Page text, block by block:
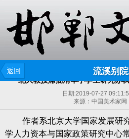
返回 流溪别院
北大教授痛批清华小学生研究苏
日期:2019-07-27
来源：中国美术家网
作者系北京大学国家发展研
学人力资本与国家政策研究中心